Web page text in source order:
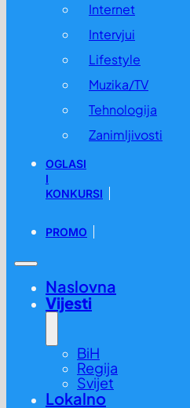
Internet
Intervjui
Lifestyle
Muzika/TV
Tehnologija
Zanimljivosti
OGLASI
I
KONKURSI
PROMO
Naslovna
Vijesti
BiH
Regija
Svijet
Lokalno